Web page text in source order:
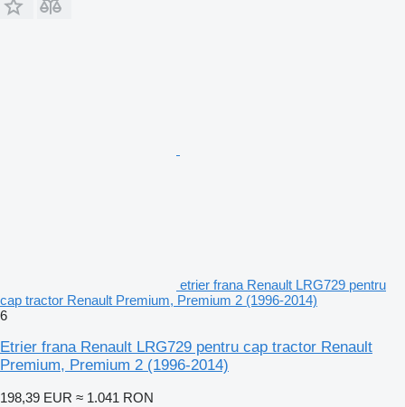
etrier frana Renault LRG729 pentru
cap tractor Renault Premium, Premium 2 (1996-2014)
6
Etrier frana Renault LRG729 pentru cap tractor Renault
Premium, Premium 2 (1996-2014)
198,39 EUR ≈ 1.041 RON